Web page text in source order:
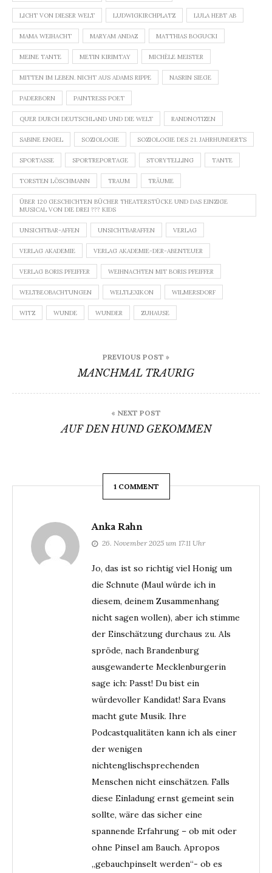
LICHT VON DIESER WELT LUDWIGKIRCHPLATZ LULA HEBT AB
MAMA WEIHACHT MARYAM ANDAZ MATTHIAS BOGUCKI
MEINE TANTE METIN KIRIMTAY MICHÈLE MEISTER
MITTEN IM LEBEN. NICHT AUS ADAMS RIPPE NASRIN SIEGE
PADERBORN PAINTRESS POET
QUER DURCH DEUTSCHLAND UND DIE WELT RANDNOTIZEN
SABINE ENGEL SOZIOLOGIE SOZIOLOGIE DES 21. JAHRHUNDERTS
SPORTASSE SPORTREPORTAGE STORYTELLING TANTE
TORSTEN LÖSCHMANN TRAUM TRÄUME
ÜBER 120 GESCHICHTEN BÜCHER THEATERSTÜCKE UND DAS EINZIGE
MUSICAL VON DIE DREI ??? KIDS
UNSICHTBAR-AFFEN UNSICHTBARAFFEN VERLAG
VERLAG AKADEMIE VERLAG AKADEMIE-DER-ABENTEUER
VERLAG BORIS PFEIFFER WEIHNACHTEN MIT BORIS PFEIFFER
WELTBEOBACHTUNGEN WELTLEXIKON WILMERSDORF
WITZ WUNDE WUNDER ZUHAUSE
PREVIOUS POST »
MANCHMAL TRAURIG
« NEXT POST
AUF DEN HUND GEKOMMEN
1 COMMENT
Anka Rahn
26. November 2025 um 17:11 Uhr
Jo, das ist so richtig viel Honig um
die Schnute (Maul würde ich in
diesem, deinem Zusammenhang
nicht sagen wollen), aber ich stimme
der Einschätzung durchaus zu. Als
spröde, nach Brandenburg
ausgewanderte Mecklenburgerin
sage ich: Passt! Du bist ein
würdevoller Kandidat! Sara Evans
macht gute Musik. Ihre
Podcastqualitäten kann ich als einer
der wenigen
nichtenglischsprechenden
Menschen nicht einschätzen. Falls
diese Einladung ernst gemeint sein
sollte, wäre das sicher eine
spannende Erfahrung – ob mit oder
ohne Pinsel am Bauch. Apropos
„gebauchpinselt werden“- ob es